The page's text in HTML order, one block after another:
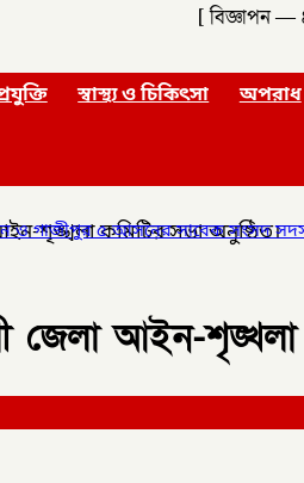
[ বিজ্ঞাপন
স্বাস্থ্য ও চিকিৎসা অপরাধ
সংসদ সদস্য আখতারুজ্জামান ডিবি
শৃঙ্খলা কমিটির সভা অনুষ্ঠিত।
জেলা আইন-শৃঙ্খলা